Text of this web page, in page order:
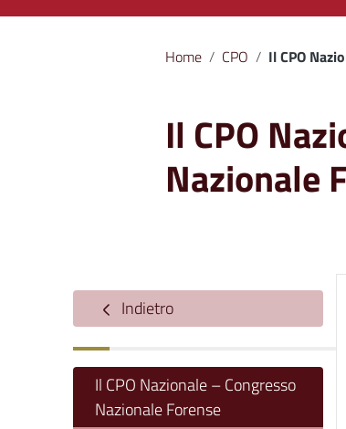
Home / CPO / Il CPO
Il CPO
Nazionale
Indietro
Il CPO Nazionale – Congresso
Nazionale Forense